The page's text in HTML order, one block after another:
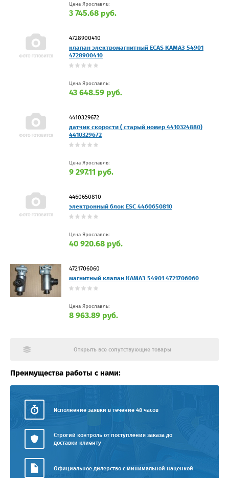
Цена Ярославль:
3 745.68 руб.
4728900410
клапан электромагнитный ECAS КАМАЗ 54901
4728900410
Цена Ярославль:
43 648.59 руб.
4410329672
датчик скорости ( старый номер 4410324880)
4410329672
Цена Ярославль:
9 297.11 руб.
4460650810
электронный блок ESC 4460650810
Цена Ярославль:
40 920.68 руб.
4721706060
магнитный клапан КАМАЗ 54901 4721706060
Цена Ярославль:
8 963.89 руб.
Открыть все сопутствующие товары
Преимущества работы с нами:
Исполнение заявки в течение 48 часов
Строгий контроль от поступления заказа до
доставки клиенту
Официальное дилерство с минимальной наценкой